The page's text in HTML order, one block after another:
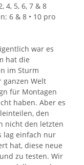
4, 5, 6, 7 & 8
6 & 8 • 10 pro
war es
hat die
im Sturm
ganzen Welt
für Montagen
haben. Aber es
den
nicht den letzten
lag einfach nur
hat, diese neue
zu testen. Wir